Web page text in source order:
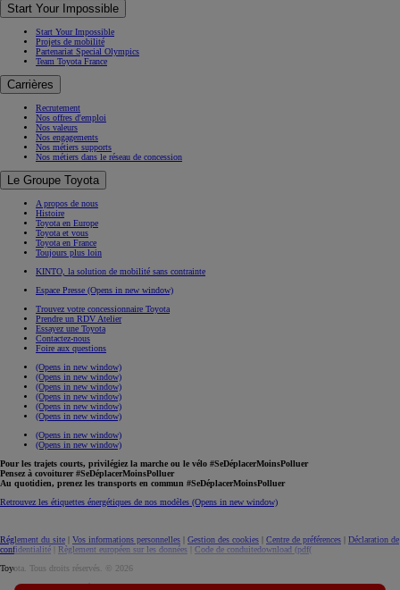
Start Your Impossible
Start Your Impossible
Projets de mobilité
Partenariat Special Olympics
Team Toyota France
Carrières
Recrutement
Nos offres d'emploi
Nos valeurs
Nos engagements
Nos métiers supports
Nos métiers dans le réseau de concession
Le Groupe Toyota
A propos de nous
Histoire
Toyota en Europe
Toyota et vous
Toyota en France
Toujours plus loin
KINTO, la solution de mobilité sans contrainte
Espace Presse (Opens in new window)
Trouvez votre concessionnaire Toyota
Prendre un RDV Atelier
Essayez une Toyota
Contactez-nous
Foire aux questions
(Opens in new window)
(Opens in new window)
(Opens in new window)
(Opens in new window)
(Opens in new window)
(Opens in new window)
(Opens in new window)
(Opens in new window)
Pour les trajets courts, privilégiez la marche ou le vélo #SeDéplacerMoinsPolluer
Pensez à covoiturer #SeDéplacerMoinsPolluer
Au quotidien, prenez les transports en commun #SeDéplacerMoinsPolluer
Retrouvez les étiquettes énergétiques de nos modèles (Opens in new window)
Réglement du site | Vos informations personnelles | Gestion des cookies | Centre de préférences | Déclaration de
confidentialité
Règlement européen sur les données Code de conduitedownload (pdf(
Toyota. Tous droits réservés. © 2026
Informations légales